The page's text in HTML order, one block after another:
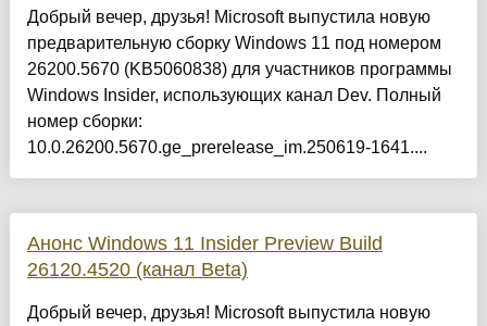
Добрый вечер, друзья! Microsoft выпустила новую
предварительную сборку Windows 11 под номером
26200.5670 (KB5060838) для участников программы
Windows Insider, использующих канал Dev. Полный
номер сборки:
10.0.26200.5670.ge_prerelease_im.250619-1641....
Анонс Windows 11 Insider Preview Build
26120.4520 (канал Beta)
Добрый вечер, друзья! Microsoft выпустила новую